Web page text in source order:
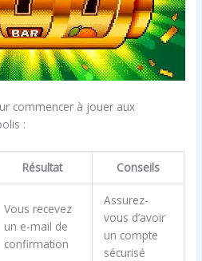
commencer à jouer aux
:
Résultat Conseils
Vous recevez
un e-mail de
confirmation
Assurez-
vous d’avoir
un compte
sécurisé